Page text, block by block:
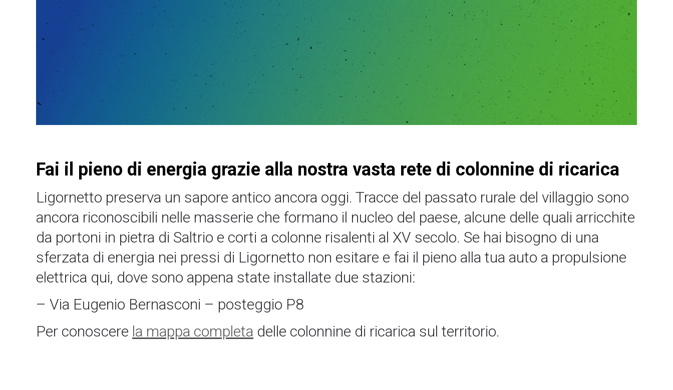
Fai il pieno di energia grazie alla nostra vasta rete di colonnine di ricarica
Ligornetto preserva un sapore antico ancora oggi. Tracce del passato rurale del villaggio sono
ancora riconoscibili nelle masserie che formano il nucleo del paese, alcune delle quali arricchite
da portoni in pietra di Saltrio e corti a colonne risalenti al XV secolo. Se hai bisogno di una
sferzata di energia nei pressi di Ligornetto non esitare e fai il pieno alla tua auto a propulsione
elettrica qui, dove sono appena state installate due stazioni:
– Via Eugenio Bernasconi – posteggio P8
Per conoscere la mappa completa delle colonnine di ricarica sul territorio.